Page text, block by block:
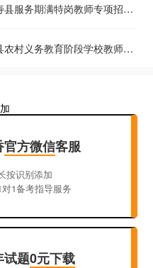
2023年河北石家庄灵寿县服务期满特岗教师专项招聘公告（141人）
2023年辽宁鞍山台安县农村义务教育阶段学校教师特设岗位计划招聘公告（50人）
官方微信客服
按识别添加
1备考指导服务
试题0元下载